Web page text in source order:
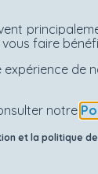
faire
de
notre
et la politique